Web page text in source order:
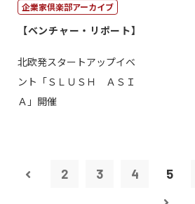
企業家倶楽部アーカイブ
【ベンチャー・リポート】
北欧発スタートアップイベ
ント「ＳＬＵＳＨ ＡＳＩ
Ａ」開催
2 3 4 5